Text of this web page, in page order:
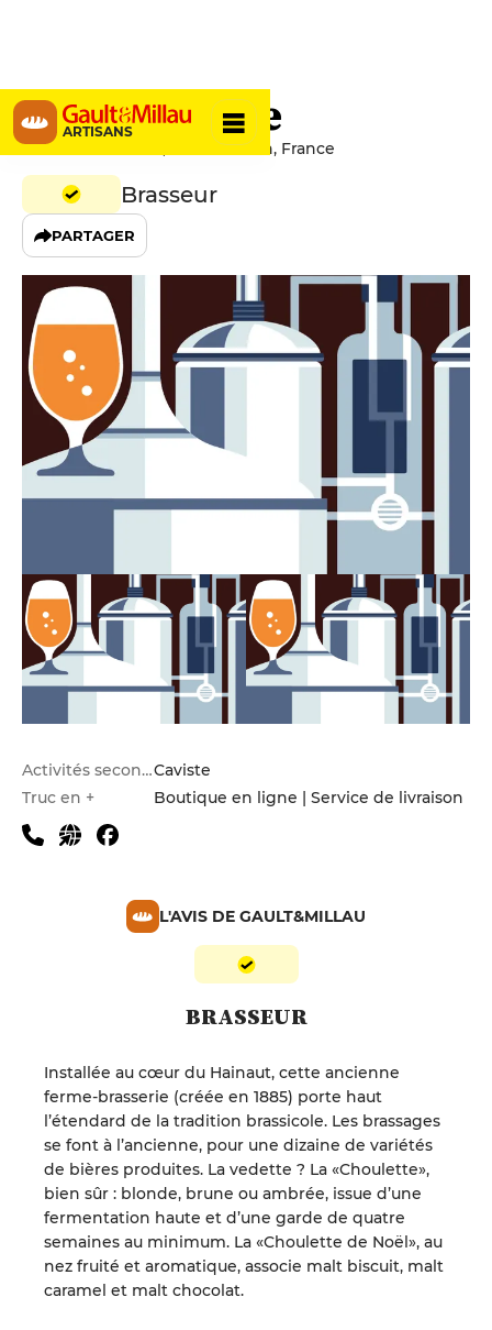
ARTISANS
La Choulette
16 Rue Des Ecoles, 59111 Hordain, France
Brasseur
PARTAGER
Activités secondairesCaviste
Truc en +
Boutique en ligne | Service de livraison
L'AVIS DE GAULT&MILLAU
BRASSEUR
Installée au cœur du Hainaut, cette ancienne
ferme-brasserie (créée en 1885) porte haut
l’étendard de la tradition brassicole. Les brassages
se font à l’ancienne, pour une dizaine de variétés
de bières produites. La vedette ? La «Choulette»,
bien sûr : blonde, brune ou ambrée, issue d’une
fermentation haute et d’une garde de quatre
semaines au minimum. La «Choulette de Noël», au
nez fruité et aromatique, associe malt biscuit, malt
caramel et malt chocolat.